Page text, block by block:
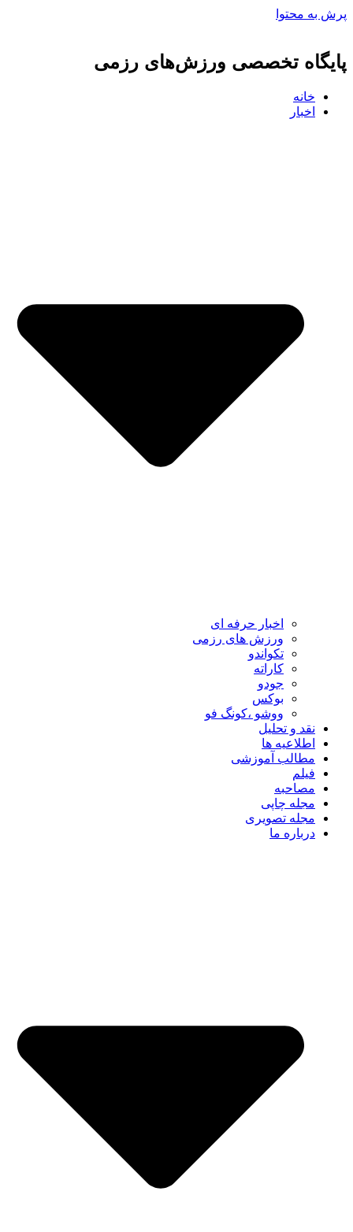
پرش به محتوا
پایگاه تخصصی ورزش‌های رزمی
خانه
اخبار
اخبار حرفه ای
ورزش های رزمی
تکواندو
کاراته
جودو
بوکس
ووشو ،کونگ فو
نقد و تحلیل
اطلاعیه ها
مطالب آموزشی
فیلم
مصاحبه
مجله چاپی
مجله تصویری
درباره ما